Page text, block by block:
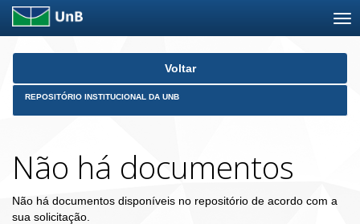
Skip
Voltar
REPOSITÓRIO INSTITUCIONAL DA UNB
Não há documentos
Não há documentos disponíveis no repositório de acordo com a
sua solicitação.